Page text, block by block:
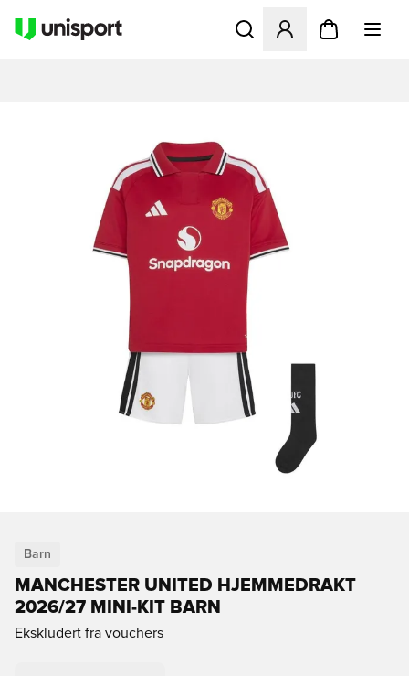
Åpner en Modal for å
Barn
MANCHESTER UNITED HJEMMEDRAKT
2026/27 MINI-KIT BARN
Ekskludert fra vouchers